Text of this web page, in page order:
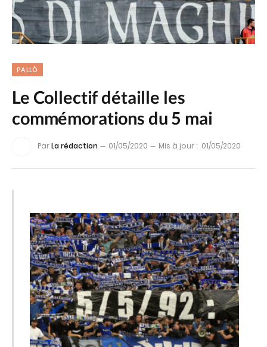
PALLÒ
Le Collectif détaille les
commémorations du 5 mai
ParLa rédaction 01/05/2020 Mis à jour : 01/05/2020